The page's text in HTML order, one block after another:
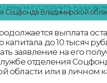
Соцфонда Владимирской
выплата
капитала до 10 тысяч
заявление на его
отделения
области или в личном